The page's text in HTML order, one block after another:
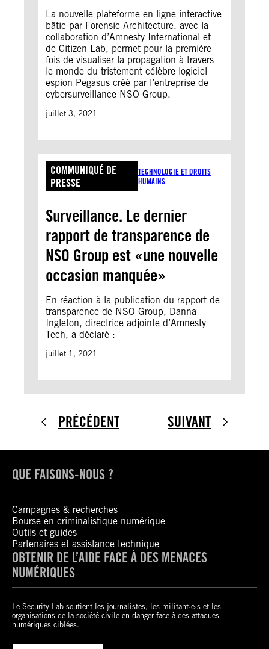
La nouvelle plateforme en ligne interactive
bâtie par Forensic Architecture, avec la
collaboration d’Amnesty International et
de Citizen Lab, permet pour la première
fois de visualiser la propagation à travers
le monde du tristement célèbre logiciel
espion Pegasus créé par l’entreprise de
cybersurveillance NSO Group.
juillet 3, 2021
COMMUNIQUÉ DE
PRESSE
TECHNOLOGIE ET DROITS
HUMAINS
Surveillance. Le dernier
rapport de transparence de
NSO Group est «une nouvelle
occasion manquée»
En réaction à la publication du rapport de
transparence de NSO Group, Danna
Ingleton, directrice adjointe d’Amnesty
Tech, a déclaré :
juillet 1, 2021
PRÉCÉDENT SUIVANT
QUE FAISONS-NOUS ?
Campagnes & recherches
Bourse en criminalistique numérique
Outils et guides
Partenaires et assistance technique
OBTENIR DE L’AIDE FACE À DES MENACES
NUMÉRIQUES
Le Security Lab soutient les journalistes, les militant·e·s et les
organisations de la société civile en danger face à des attaques
numériques ciblées.